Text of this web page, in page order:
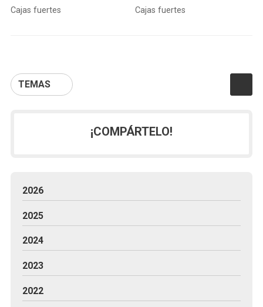
TEMAS
de Fichet?
Cajas fuertes
ante incendios?
Cajas fuertes
¡COMPÁRTELO!
2026
2025
2024
2023
2022